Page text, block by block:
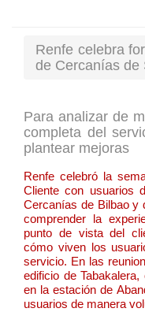
Renfe celebra
de Cercanías de
Para analizar de
completa del
plantear mejoras
Renfe celebró la
Cliente con usuarios
Cercanías de Bilbao y
comprender la
punto de vista del
cómo viven los
servicio. En las
edificio de
en la estación de
usuarios de manera